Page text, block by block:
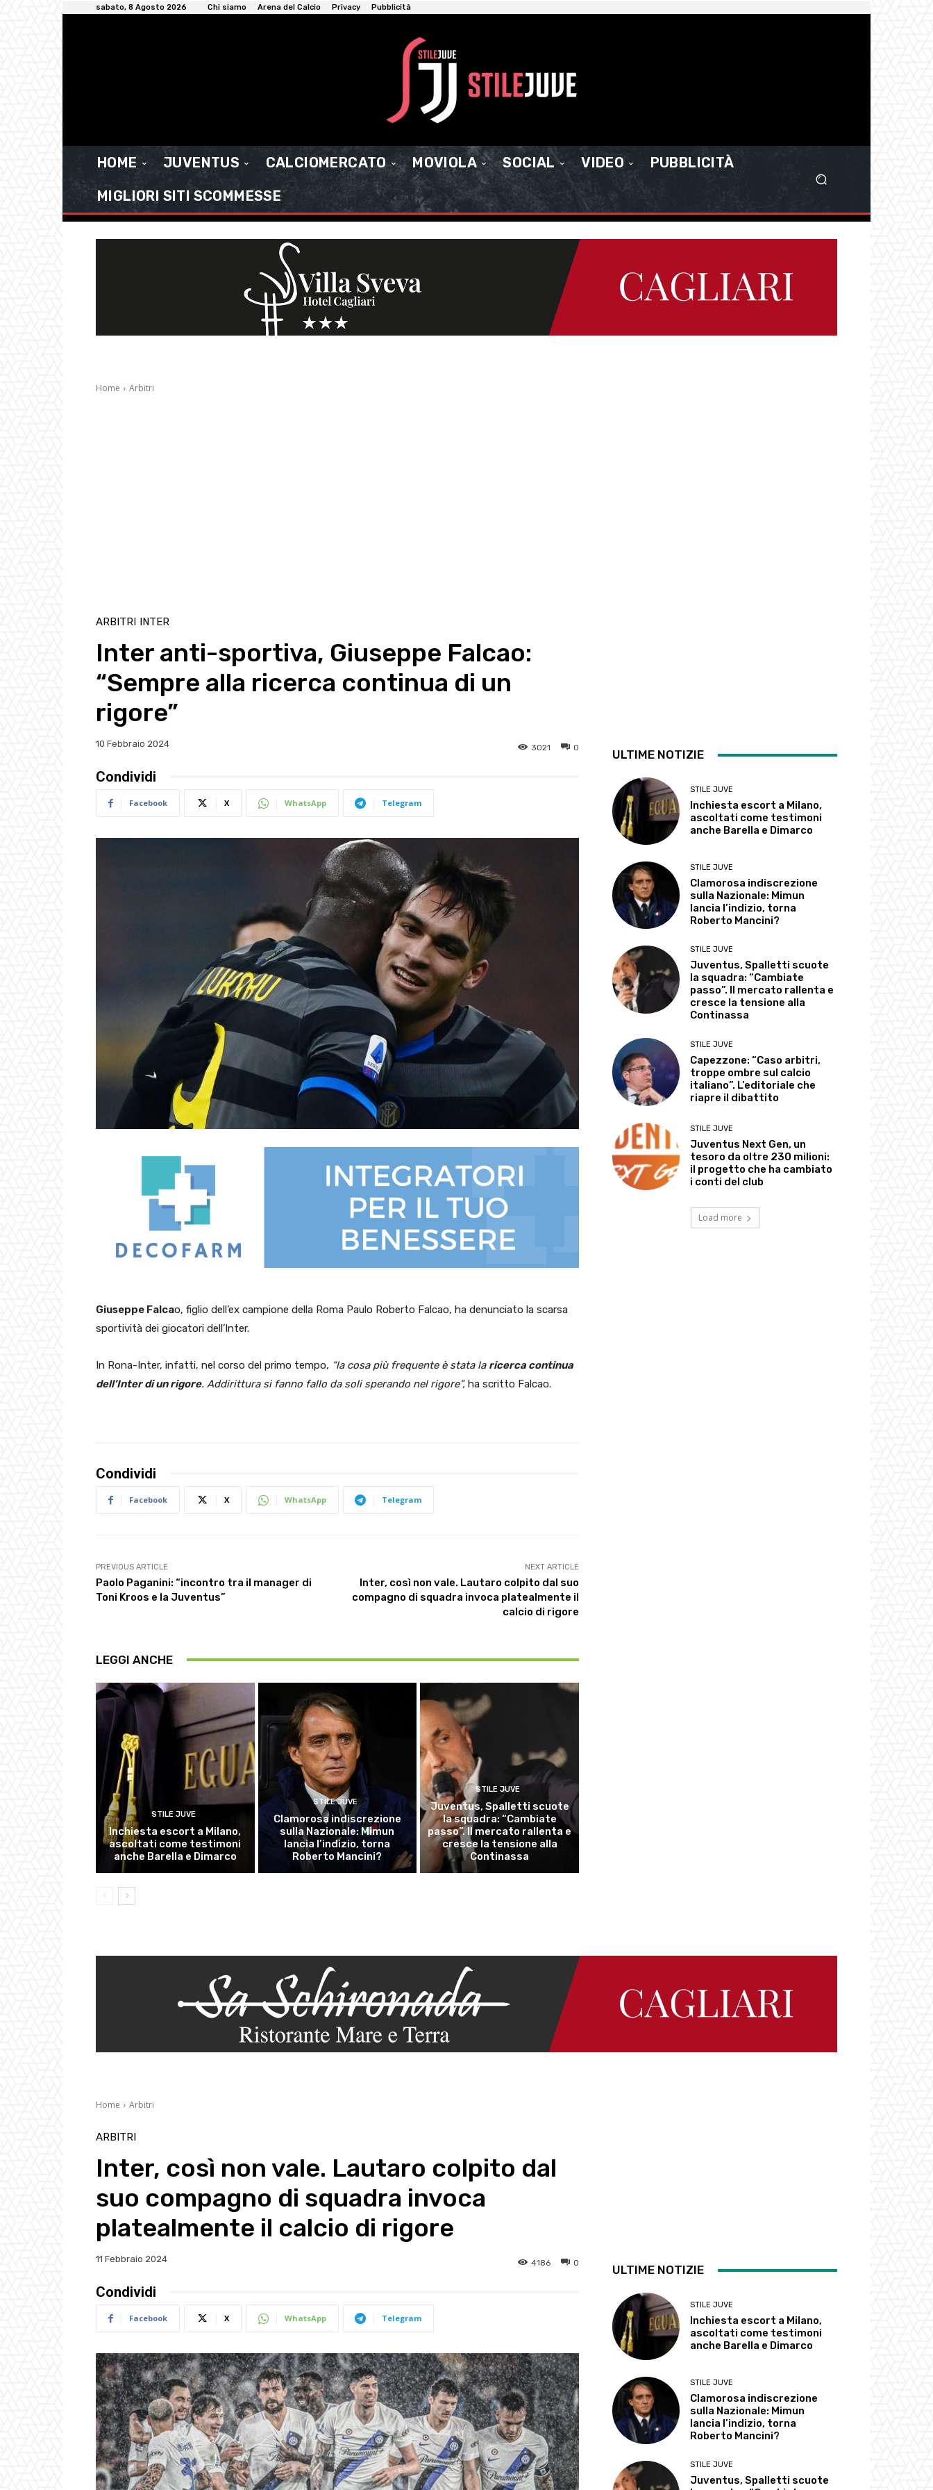
sabato, 8 Agosto 2026 Chi siamo Arena del Calcio Privacy Pubblicità
HOME JUVENTUS CALCIOMERCATO MOVIOLA SOCIAL VIDEO
PUBBLICITÀ
MIGLIORI SITI SCOMMESSE
Home Arbitri
ARBITRI INTER
Inter anti-sportiva, Giuseppe Falcao:
“Sempre alla ricerca continua di un
rigore”
10 Febbraio 2024 0
3021
Condividi
Facebook X WhatsApp Telegram
Giuseppe Falcao, figlio dell’ex campione della Roma Paulo Roberto Falcao, ha denunciato la scarsa
sportività dei giocatori dell’Inter.
In Rona-Inter, infatti, nel corso del primo tempo, “la cosa più frequente è stata la ricerca continua
dell’Inter di un rigore. Addirittura si fanno fallo da soli sperando nel rigore”, ha scritto Falcao.
Condividi
Facebook X WhatsApp Telegram
PREVIOUS ARTICLE
Paolo Paganini: “incontro tra il manager di
Toni Kroos e la Juventus”
NEXT ARTICLE
Inter, così non vale. Lautaro colpito dal suo
compagno di squadra invoca platealmente il
calcio di rigore
LEGGI ANCHE
STILE JUVE
Inchiesta escort a Milano,
ascoltati come testimoni
anche Barella e Dimarco
STILE JUVE
Clamorosa indiscrezione
sulla Nazionale: Mimun
lancia l’indizio, torna
Roberto Mancini?
STILE JUVE
Juventus, Spalletti scuote
la squadra: “Cambiate
passo”. Il mercato rallenta e
cresce la tensione alla
Continassa
ULTIME NOTIZIE
STILE JUVE
Inchiesta escort a Milano,
ascoltati come testimoni
anche Barella e Dimarco
STILE JUVE
Clamorosa indiscrezione
sulla Nazionale: Mimun
lancia l’indizio, torna
Roberto Mancini?
STILE JUVE
Juventus, Spalletti scuote
la squadra: “Cambiate
passo”. Il mercato rallenta e
cresce la tensione alla
Continassa
STILE JUVE
Capezzone: “Caso arbitri,
troppe ombre sul calcio
italiano”. L’editoriale che
riapre il dibattito
STILE JUVE
Juventus Next Gen, un
tesoro da oltre 230 milioni:
il progetto che ha cambiato
i conti del club
Load more